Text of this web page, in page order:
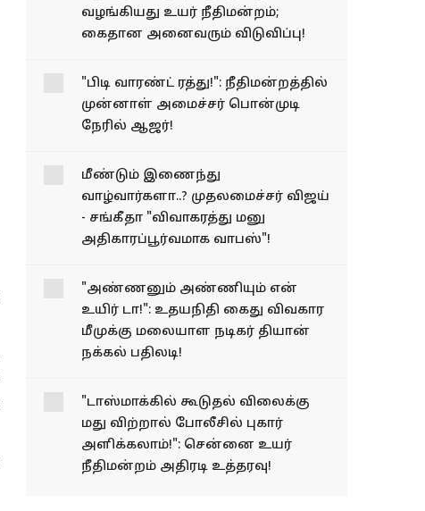
நபருக்கும் ஜாமின்
வழங்கியது உயர்
அனைவரும் விடுவிப்பு!
"பிடி வாரண்ட் ரத்து!":
அமைச்சர் பொன்முடி
நேரில் ஆஜர்!
மீண்டும் இணைந்து
- சங்கீதா "விவாகரத்து மனு
அதிகாரப்பூர்வமாக வாபஸ்"!
"அண்ணனும் அண்ணியும் என்
மீமுக்கு மலையாள நடிகர் தியான்
நக்கல் பதிலடி!
"டாஸ்மாக்கில் கூடுதல் விலைக்கு